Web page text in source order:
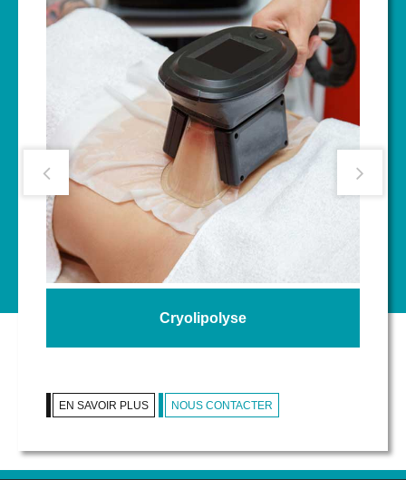
Cryolipolyse
EN SAVOIR PLUS NOUS CONTACTER